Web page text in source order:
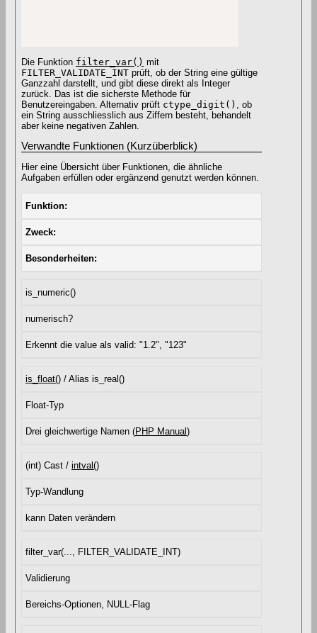
Die Funktion filter_var() mit
FILTER_VALIDATE_INT prüft, ob der String eine gültige
Ganzzahl darstellt, und gibt diese direkt als Integer
zurück. Das ist die sicherste Methode für
Benutzereingaben. Alternativ prüft ctype_digit()
, ob
ein String ausschliesslich aus Ziffern besteht, behandelt
aber keine negativen Zahlen.
Verwandte Funktionen (Kurzüberblick)
Hier eine Übersicht über Funktionen, die ähnliche
Aufgaben erfüllen oder ergänzend genutzt werden können.
Funktion
Zweck
Besonderheiten
is_numeric()
numerisch?
Erkennt die value als valid: "1.2", "123"
is_float() / Alias is_real()
Float-Typ
Drei gleichwertige Namen (PHP Manual)
(int) Cast / intval()
Typ-Wandlung
kann Daten verändern
filter_var(..., FILTER_VALIDATE_INT)
Validierung
Bereichs-Optionen, NULL-Flag